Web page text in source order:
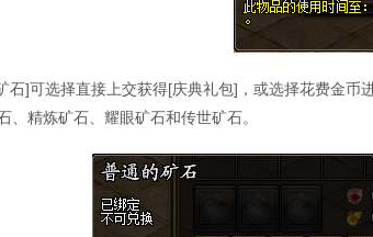
石]可选择直接上交获得[庆典礼包]，或选择花费金
、精炼矿石、耀眼矿石和传世矿石。